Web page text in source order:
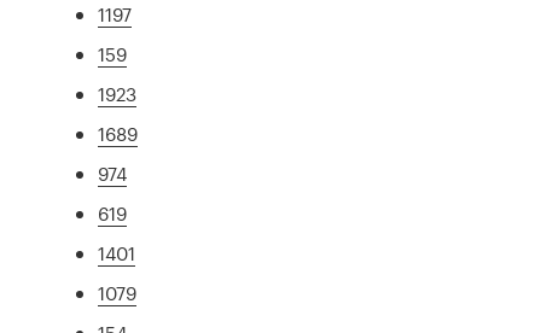
1197
159
1923
1689
974
619
1401
1079